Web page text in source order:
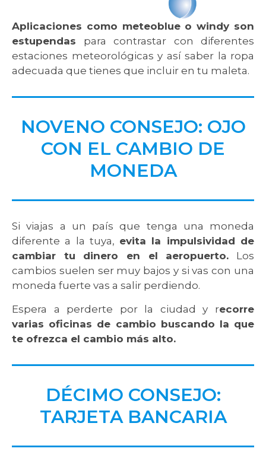
Aplicaciones como meteoblue o windy son
estupendas para contrastar con diferentes
estaciones meteorológicas y así saber la ropa
adecuada que tienes que incluir en tu maleta.
NOVENO CONSEJO: OJO
CON EL CAMBIO DE
MONEDA
Si viajas a un país que tenga una moneda
diferente a la tuya, evita la impulsividad de
cambiar tu dinero en el aeropuerto. Los
cambios suelen ser muy bajos y si vas con una
moneda fuerte vas a salir perdiendo.
Espera a perderte por la ciudad y recorre
varias oficinas de cambio buscando la que
te ofrezca el cambio más alto.
DÉCIMO CONSEJO:
TARJETA BANCARIA